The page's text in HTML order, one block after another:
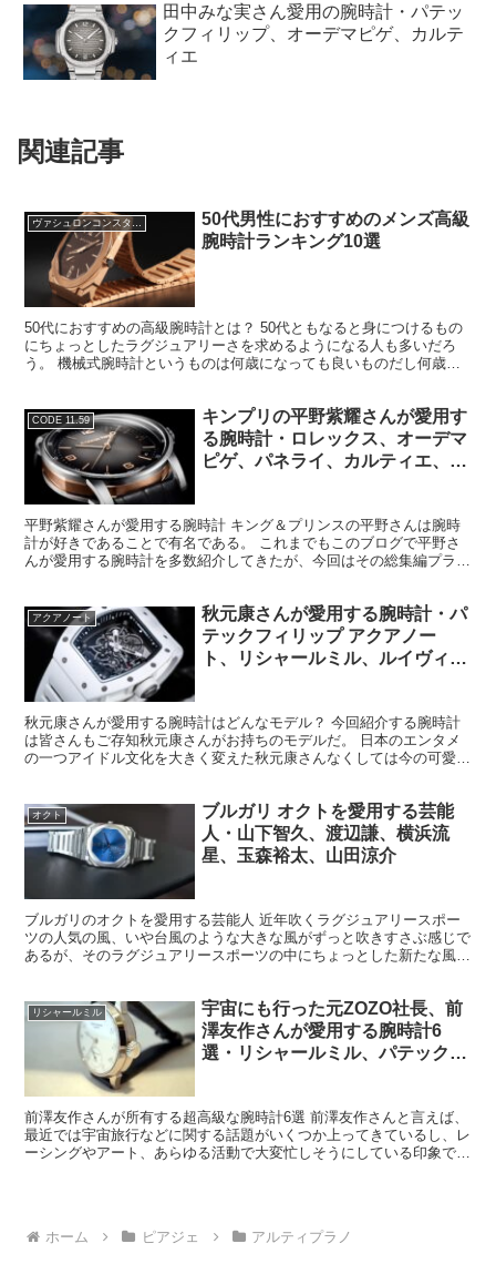
田中みな実さん愛用の腕時計・パテッ
クフィリップ、オーデマピゲ、カルテ
ィエ
関連記事
50代男性におすすめのメンズ高級
腕時計ランキング10選
50代におすすめの高級腕時計とは？ 50代ともなると身につけるもの
にちょっとしたラグジュアリーさを求めるようになる人も多いだろ
う。 機械式腕時計というものは何歳になっても良いものだし何歳に
CODE 11.59
キンプリの平野紫耀さんが愛用す
る腕時計・ロレックス、オーデマ
ピゲ、パネライ、カルティエ、ジ
平野紫耀さんが愛用する腕時計 キング＆プリンスの平野さんは腕時
計が好きであることで有名である。 これまでもこのブログで平野さ
んが愛用する腕時計を多数紹介してきたが、今回はその総集編プラス
アクアノート
秋元康さんが愛用する腕時計・パ
テックフィリップ アクアノー
ト、リシャールミル、ルイヴィト
秋元康さんが愛用する腕時計はどんなモデル？ 今回紹介する腕時計
は皆さんもご存知秋元康さんがお持ちのモデルだ。 日本のエンタメ
の一つアイドル文化を大きく変えた秋元康さんなくしては今の可愛い
オクト
ブルガリ オクトを愛用する芸能
人・山下智久、渡辺謙、横浜流
星、玉森裕太、山田涼介
ブルガリのオクトを愛用する芸能人 近年吹くラグジュアリースポー
ツの人気の風、いや台風のような大きな風がずっと吹きすさぶ感じで
あるが、そのラグジュアリースポーツの中にちょっとした新たな風を
リシャールミル
宇宙にも行った元ZOZO社長、前
澤友作さんが愛用する腕時計6
選・リシャールミル、パテックフ
前澤友作さんが所有する超高級な腕時計6選 前澤友作さんと言えば、
最近では宇宙旅行などに関する話題がいくつか上ってきているし、レ
ーシングやアート、あらゆる活動で大変忙しそうにしている印象であ
ホーム ピアジェ アルティプラノ